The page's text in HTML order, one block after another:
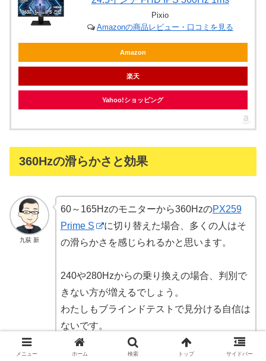
Pixio
Amazonの商品レビュー・口コミを見る
Amazon
楽天
Yahoo!ショッピング
360Hzの滑らかさと効果
九荻 新
60～165Hzのモニターから360HzのPX259
Prime S
に切り替えた場合、多くの人はそ
の滑らかさを感じられるかと思います。
240や280Hzからの乗り換えの場合、判別で
きない方が増えるでしょう。
わたしもブラインドテストで見分ける自信は
ないです。
ただ、ぱっと見で判別できなかったとしても
メニュー ホーム 検索 トップ サイドバー